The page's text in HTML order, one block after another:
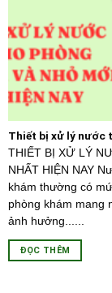
Thiết bị xử lý nước
THIẾT BỊ XỬ LÝ
NHẤT HIỆN NAY
khám thường có
phòng khám mang
ảnh hưởng......
ĐỌC THÊM